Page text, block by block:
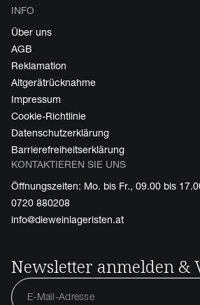
INFO
Über uns
AGB
Reklamation
Altgerätrücknahme
Impressum
Cookie-Richtlinie
Datenschutzerklärung
Barrierefreiheitserklärung
KONTAKTIEREN SIE UNS
Öffnungszeiten: Mo. bis Fr., 09.00 bis
0720 880208
info@dieweinlageristen.at
Newsletter anmelden &